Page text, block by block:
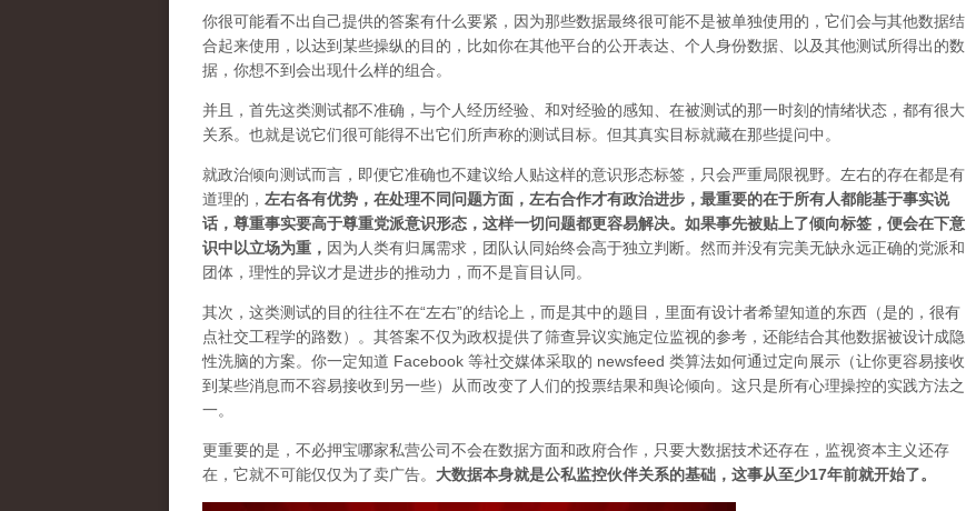
你很可能看不出自己提供的答案有什么要紧，因为那些数据最终很可能不是被单独使用的，它们会与其他数据结
合起来使用，以达到某些操纵的目的，比如你在其他平台的公开表达、个人身份数据、以及其他测试所得出的数
据，你想不到会出现什么样的组合。
并且，首先这类测试都不准确，与个人经历经验、和对经验的感知、在被测试的那一时刻的情绪状态，都有很大
关系。也就是说它们很可能得不出它们所声称的测试目标。但其真实目标就藏在那些提问中。
就政治倾向测试而言，即便它准确也不建议给人贴这样的意识形态标签，只会严重局限视野。左右的存在都是有
道理的， 左右各有优势，在处理不同问题方面，左右合作才有政治进步，最重要的在于所有人都能基于事实说
话，尊重事实要高于尊重党派意识形态，这样一切问题都更容易解决。如果事先被贴上了倾向标签，便会在下意
识中以立场为重 ， 因为人类有归属需求，团队认同始终会高于独立判断。然而并没有完美无缺永远正确的党派和
团体，理性的异议才是进步的推动力，而不是盲目认同。
其次，这类测试的目的往往不在“左右”的结论上，而是其中的题目，里面有设计者希望知道的东西（是的，很有
点社交工程学的路数）。其答案不仅为政权提供了筛查异议实施定位监视的参考，还能结合其他数据被设计成隐
性洗脑的方案。你一定知道 Facebook 等社交媒体采取的 newsfeed 类算法如何通过定向展示（让你更容易接收
到某些消息而不容易接收到另一些）从而改变了人们的投票结果和舆论倾向。这只是所有心理操控的实践方法之
一。
更重要的是，不必押宝哪家私营公司不会在数据方面和政府合作，只要大数据技术还存在，监视资本主义还存
在，它就不可能仅仅为了卖广告。 大数据本身就是公私监控伙伴关系的基础，这事从至少17年前就开始了。